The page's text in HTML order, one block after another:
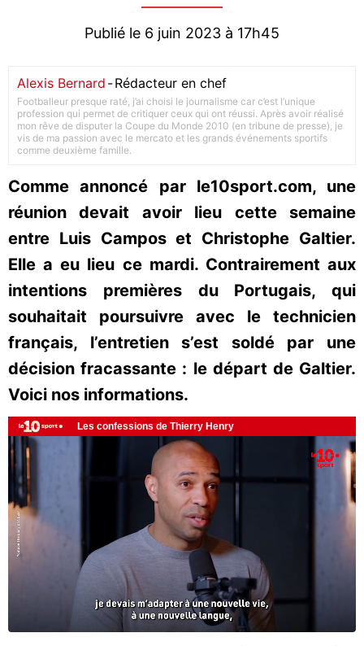
Publié le 6 juin 2023 à 17h45
Alexis Bernard -Rédacteur en chef
Footballeur presque raté, j’ai choisi le journalisme car c’est l’unique
profession qui permet de critiquer ceux qui ont réussi. Après avoir réalisé
mon rêve de disputer la Coupe du Monde 2010 (en tribune de presse), je
vis de ma passion avec le mercato et les grands événements sportifs
comme deuxième famille.
Comme annoncé par le10sport.com, une
réunion devait avoir lieu cette semaine
entre Luis Campos et Christophe Galtier.
Elle a eu lieu ce mardi. Contrairement aux
intentions premières du Portugais, qui
souhaitait poursuivre avec le technicien
français, l’entretien s’est soldé par une
décision fracassante : le départ de Galtier.
Voici nos informations.